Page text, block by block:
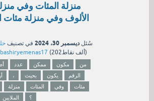
منزلة المئات وفي
الألوف وفي منزلة مئات
سُئل ديسمبر 30، 2024 في تصنيف
( 202ألف نقاط)
عدد ممكن مكون
من
، بحيث يكون
الرقم
منزلة المئات وفي
مئات
الملايين ؟